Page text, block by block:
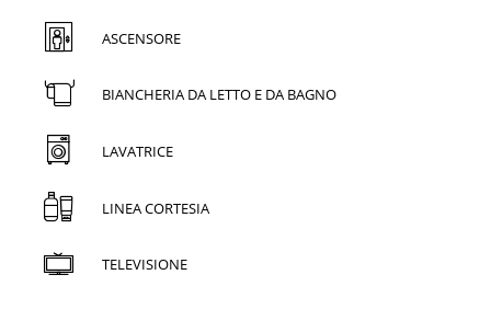
ASCENSORE
BIANCHERIA DA LETTO E DA BAGNO
LAVATRICE
LINEA CORTESIA
TELEVISIONE